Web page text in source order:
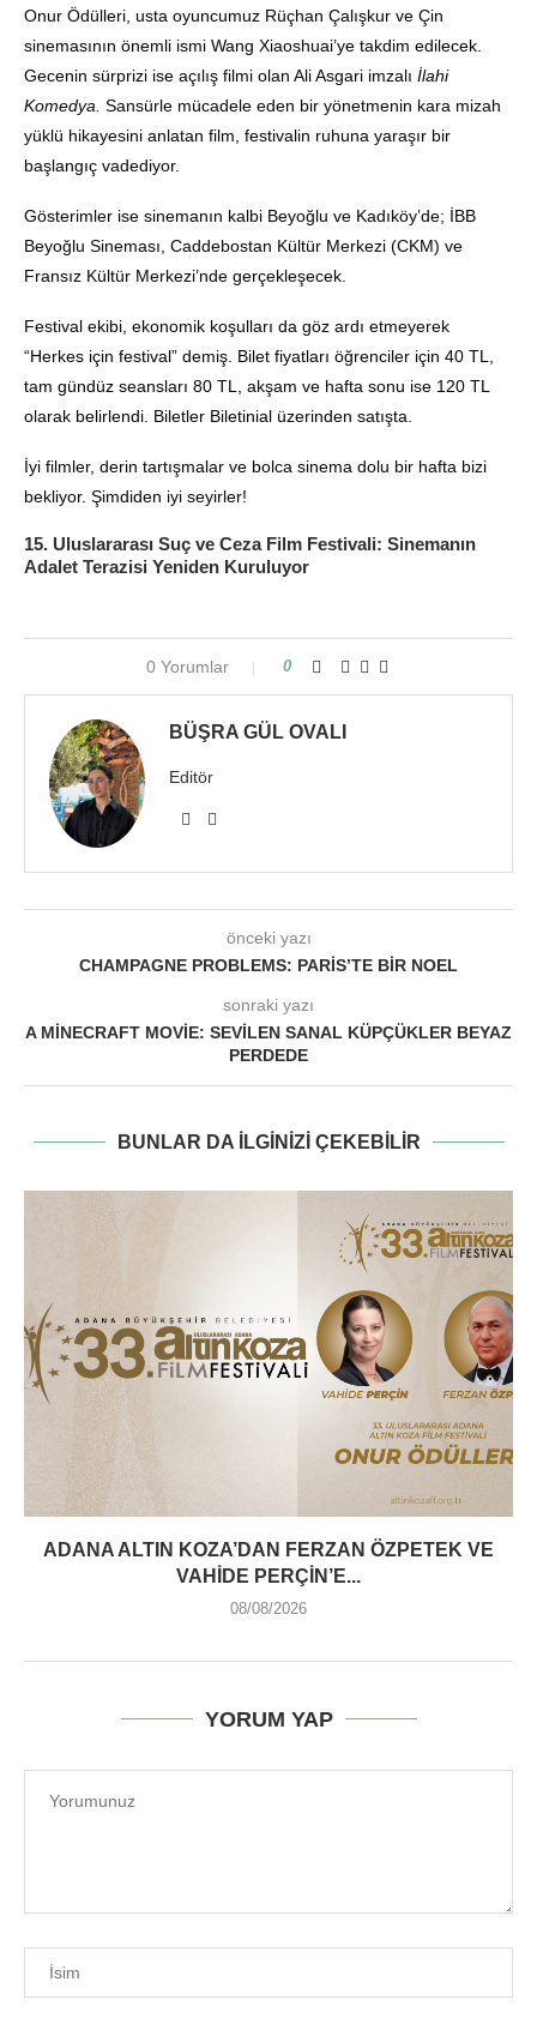
Onur Ödülleri, usta oyuncumuz Rüçhan Çalışkur ve Çin
sinemasının önemli ismi Wang Xiaoshuai’ye takdim edilecek.
Gecenin sürprizi ise açılış filmi olan Ali Asgari imzalı İlahi
Komedya. Sansürle mücadele eden bir yönetmenin kara mizah
yüklü hikayesini anlatan film, festivalin ruhuna yaraşır bir
başlangıç vadediyor.
Gösterimler ise sinemanın kalbi Beyoğlu ve Kadıköy’de; İBB
Beyoğlu Sineması, Caddebostan Kültür Merkezi (CKM) ve
Fransız Kültür Merkezi’nde gerçekleşecek.
Festival ekibi, ekonomik koşulları da göz ardı etmeyerek
“Herkes için festival” demiş. Bilet fiyatları öğrenciler için 40 TL,
tam gündüz seansları 80 TL, akşam ve hafta sonu ise 120 TL
olarak belirlendi. Biletler Biletinial üzerinden satışta.
İyi filmler, derin tartışmalar ve bolca sinema dolu bir hafta bizi
bekliyor. Şimdiden iyi seyirler!
15. Uluslararası Suç ve Ceza Film Festivali: Sinemanın
Adalet Terazisi Yeniden Kuruluyor
0 Yorumlar 0
BÜŞRA GÜL OVALI
Editör
önceki yazı
CHAMPAGNE PROBLEMS: PARIS’TE BIR NOEL
sonraki yazı
A MINECRAFT MOVIE: SEVILEN SANAL KÜPÇÜKLER BEYAZ
PERDEDE
BUNLAR DA ILGINIZI ÇEKEBILIR
ADANA ALTIN KOZA’DAN FERZAN ÖZPETEK VE
VAHIDE PERÇIN’E...
08/08/2026
YORUM YAP